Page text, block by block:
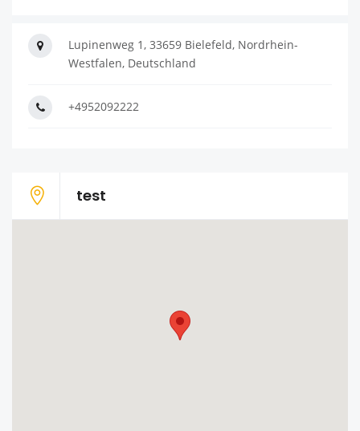
Lupinenweg 1, 33659 Bielefeld, Nordrhein-
Westfalen, Deutschland
+4952092222
test